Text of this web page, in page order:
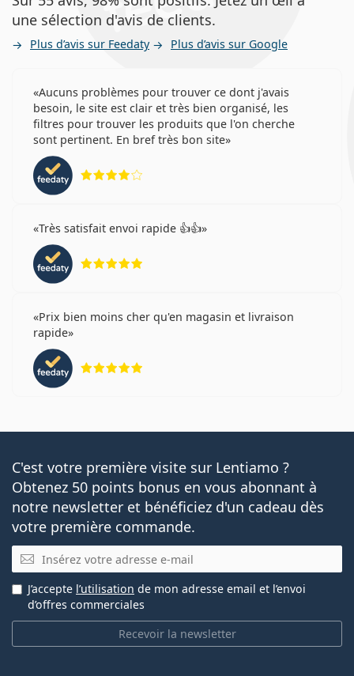
une sélection d'avis de clients.
Plus d’avis sur Feedaty Plus d’avis sur Google
Aucuns problèmes pour trouver ce dont j'avais
besoin, le site est clair et très bien organisé, les
filtres pour trouver les produits que l'on cherche
sont pertinent. En bref très bon site
Très satisfait envoi rapide 👍👍
Prix bien moins cher qu'en magasin et livraison
rapide
C'est votre première visite sur Lentiamo ?
Obtenez 50 points bonus en vous abonnant à
notre newsletter et bénéficiez d'un cadeau dès
votre première commande.
E-mail
Recevoir la newsletter
J’accepte l’utilisation de mon adresse email et l’envoi
d’offres commerciales